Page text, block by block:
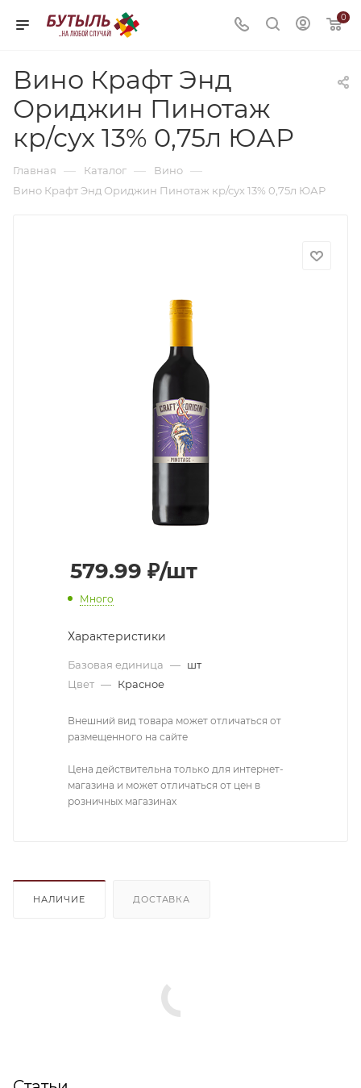
0
Вино Крафт Энд
Ориджин Пинотаж
кр/сух 13% 0,75л ЮАР
Главная — Каталог — Вино —
Вино Крафт Энд Ориджин Пинотаж кр/сух 13% 0,75л ЮАР
579.99 ₽/шт
Много
Характеристики
Базовая единица — шт
Цвет — Красное
Внешний вид товара может отличаться от
размещенного на сайте
Цена действительна только для интернет-
магазина и может отличаться от цен в
розничных магазинах
НАЛИЧИЕ ДОСТАВКА